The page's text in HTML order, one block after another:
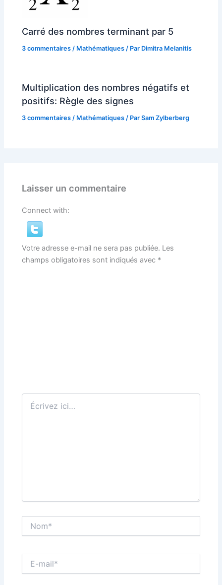
Carré des nombres terminant par 5
3 commentaires / Mathématiques / Par Dimitra Melanitis
Multiplication des nombres négatifs et
positifs: Règle des signes
3 commentaires / Mathématiques / ParSam Zylberberg
Laisser un commentaire
Connect with:
Votre adresse e-mail ne sera pas publiée. Les
champs obligatoires sont indiqués avec *
Écrivez
ici…
mail*